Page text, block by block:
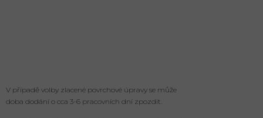
V případě volby zlacené povrchové úpravy se může
doba dodání o cca 3-6 pracovních dní zpozdit.